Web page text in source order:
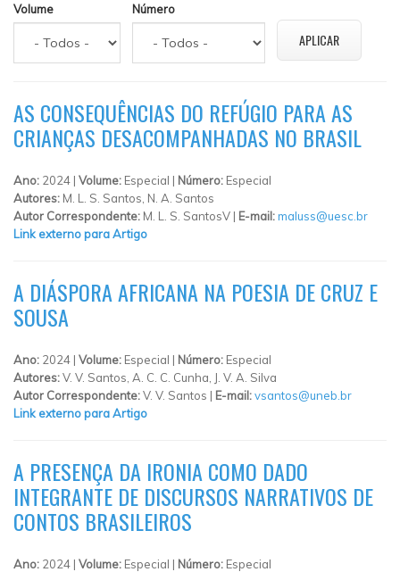
Volume Número
AS CONSEQUÊNCIAS DO REFÚGIO PARA AS
CRIANÇAS DESACOMPANHADAS NO BRASIL
Ano: 2024 | Volume: Especial | Número: Especial
Autores: M. L. S. Santos, N. A. Santos
Autor Correspondente: M. L. S. SantosV | E-mail:maluss@uesc.br
Link externo para Artigo
A DIÁSPORA AFRICANA NA POESIA DE CRUZ E
SOUSA
Ano: 2024 | Volume: Especial | Número: Especial
Autores:V. V. Santos, A. C. C. Cunha, J. V. A. Silva
Autor Correspondente:V. V. Santos | E-mail:vsantos@uneb.br
Link externo para Artigo
A PRESENÇA DA IRONIA COMO DADO
INTEGRANTE DE DISCURSOS NARRATIVOS DE
CONTOS BRASILEIROS
Ano: 2024 | Volume: Especial | Número: Especial